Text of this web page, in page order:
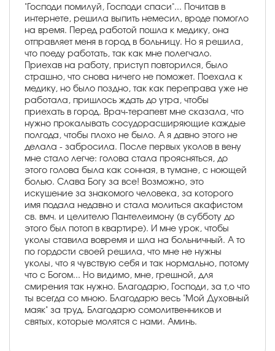
"Господи помилуй, Господи спаси"... Почитав в
интернете, решила выпить немесил, вроде помогло
на время. Перед работой пошла к медику, она
отправляет меня в город в больницу. Но я решила,
что поеду работать, так как мне полегчало.
Приехав на работу, приступ повторился, было
страшно, что снова ничего не поможет. Поехала к
медику, но было поздно, так как переправа уже не
работала, пришлось ждать до утра, чтобы
приехать в город. Врач-терапевт мне сказала, что
нужно прокалывать сосудорасширяющие каждые
полгода, чтобы плохо не было. А я давно этого не
делала - забросила. После первых уколов в вену
мне стало легче: голова стала проясняться, до
этого голова была как сонная, в тумане, с ноющей
болью. Слава Богу за все! Возможно, это
искушение за знакомого человека, за которого
имя подала недавно и стала молиться акафистом
св. вмч. и целителю Пантелеимону (в субботу до
этого был потоп в квартире). И мне урок, чтобы
уколы ставила вовремя и шла на больничный. А то
по гордости своей решила, что мне не нужны
уколы, что я чувствую себя и так нормально, потому
что с Богом... Но видимо, мне, грешной, для
смирения так нужно. Благодарю, Господи, за т,о что
ты всегда со мною. Благодарю весь "Мой Духовный
маяк" за труд. Благодарю сомолитвенников и
святых, которые молятся с нами. Аминь.